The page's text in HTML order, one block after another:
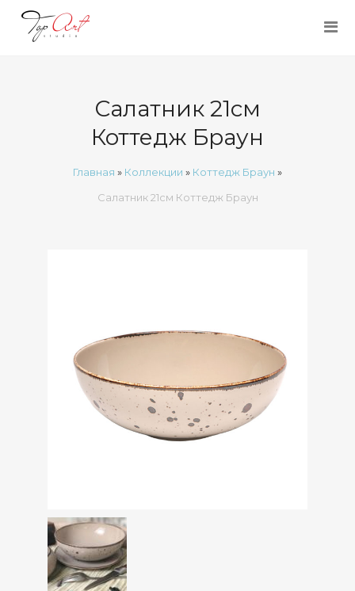
Салатник 21см
Коттедж Браун
Главная » Коллекции » Коттедж Браун »
Салатник 21см Коттедж Браун